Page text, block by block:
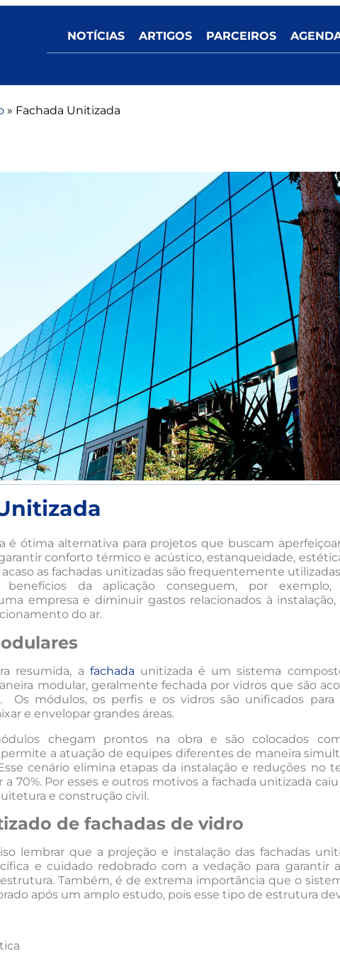
NOTÍCIAS ARTIGOS PARCEIROS
» Fachada Unitizada
é ótima alternativa para projetos que buscam
conforto térmico e acústico, estanqueidade,
acaso as fachadas unitizadas são frequentemente
benefícios da aplicação conseguem, por
empresa e diminuir gastos relacionados à
do ar.
resumida, a fachada unitizada é um sistema
modular, geralmente fechada por vidros que são
Os módulos, os perfis e os vidros são unificados para
e envelopar grandes áreas.
chegam prontos na obra e são colocados
a atuação de equipes diferentes de maneira
cenário elimina etapas da instalação e reduções no
70%. Por esses e outros motivos a fachada unitizada
e construção civil.
de fachadas de vidro
lembrar que a projeção e instalação das fachadas
e cuidado redobrado com a vedação para garantir
Também, é de extrema importância que o
após um amplo estudo, pois esse tipo de estrutura